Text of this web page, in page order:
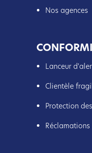
Nos agences
Lanceur
Clientèle
Protection
Réclamations